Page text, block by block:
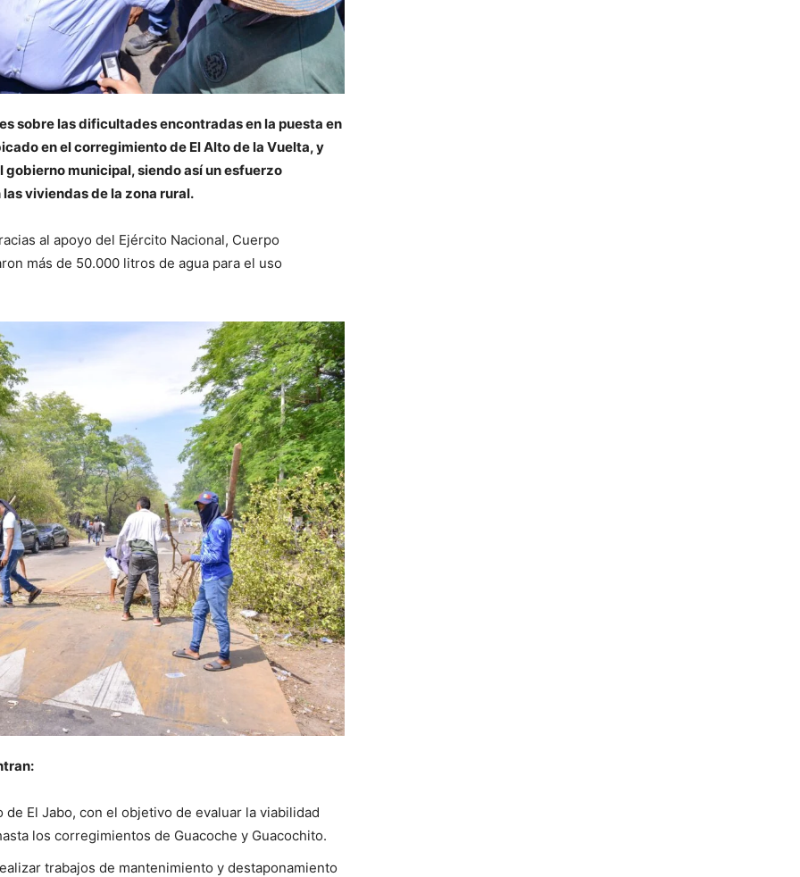
sobre las dificultades encontradas en la puesta en
en el corregimiento de El Alto de la Vuelta, y
municipal, siendo así un esfuerzo
viviendas de la zona rural.
al apoyo del Ejército Nacional, Cuerpo
más de 50.000 litros de agua para el uso
El Jabo, con el objetivo de evaluar la viabilidad
los corregimientos de Guacoche y Guacochito.
trabajos de mantenimiento y destaponamiento